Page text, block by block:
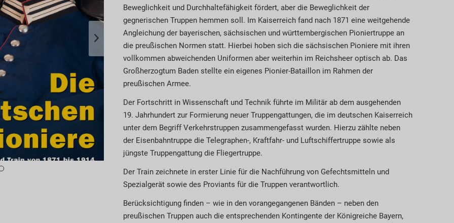
Beweglichkeit und Durchhaltefähigkeit fördert, aber die Beweglichkeit der
gegnerischen Truppen hemmen soll. Im Kaiserreich fand nach 1871 eine weitgehende
Angleichung der bayerischen, sächsischen und württembergischen Pioniertruppe an
die preußischen Normen statt. Hierbei hoben sich die sächsischen Pioniere mit ihren
vollkommen abweichenden Uniformen aber weiterhin im Reichsheer optisch ab. Das
Großherzogtum Baden stellte ein eigenes Pionier-Bataillon im Rahmen der
preußischen Armee.
Der Fortschritt in Wissenschaft und Technik führte im Militär ab dem ausgehenden
19. Jahrhundert zur Formierung neuer Truppengattungen, die im deutschen Kaiserreich
unter dem Begriff Verkehrstruppen zusammengefasst wurden. Hierzu zählte neben
der Eisenbahntruppe die Telegraphen-, Kraftfahr- und Luftschiffertruppe sowie als
jüngste Truppengattung die Fliegertruppe.
Der Train zeichnete in erster Linie für die Nachführung von Gefechtsmitteln und
Spezialgerät sowie des Proviants für die Truppen verantwortlich.
Berücksichtigung finden – wie in den vorangegangenen Bänden – neben den
preußischen Truppen auch die entsprechenden Kontingente der Königreiche Bayern,